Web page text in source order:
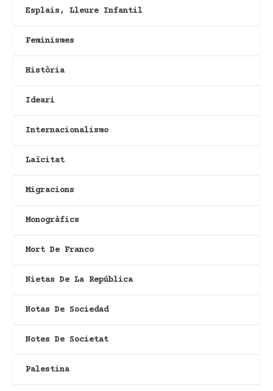
Esplais, Lleure Infantil
Feminismes
Història
Ideari
Internacionalismo
Laïcitat
Migracions
Monogràfics
Mort De Franco
Nietas De La República
Notas De Sociedad
Notes De Societat
Palestina